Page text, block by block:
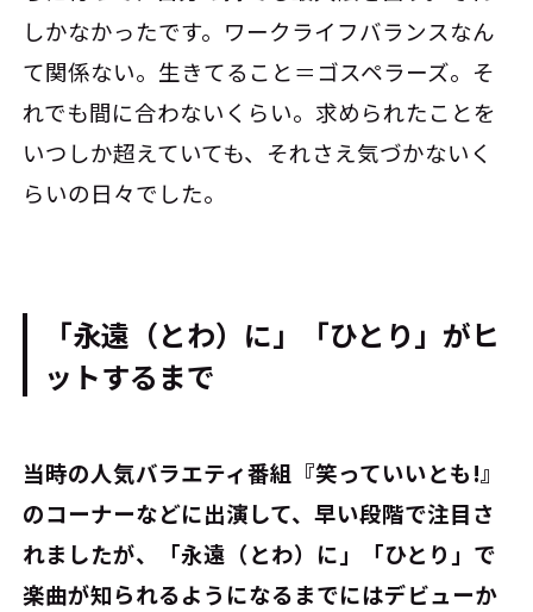
しかなかったです。ワークライフバランスなん
て関係ない。生きてること＝ゴスペラーズ。そ
れでも間に合わないくらい。求められたことを
いつしか超えていても、それさえ気づかないく
らいの日々でした。
「永遠（とわ）に」「ひとり」がヒ
ットするまで
――当時の人気バラエティ番組『笑っていいとも!』
のコーナーなどに出演して、早い段階で注目さ
れましたが、「永遠（とわ）に」「ひとり」で
楽曲が知られるようになるまでにはデビューか